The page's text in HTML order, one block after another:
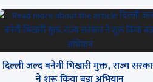
दिल्ली जल्द बनेगी भिखारी मुक्त, राज्य